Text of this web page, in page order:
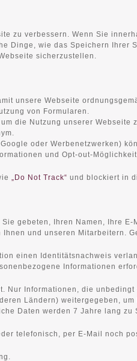
zu verbessern. Wenn Sie
Dinge, wie das Speichern
sicherzustellen.
unsere Webseite
von Formularen.
die Nutzung unserer
oder Werbenetzwerken)
und Opt-out-
„Do Not Track“ und blockiert in
gebeten, Ihren Namen, Ihre
und unseren Mitarbeitern.
einen Identitätsnachweis
Informationen
Nur Informationen, die
Ländern) weitergegeben,
Daten werden 7 Jahre lang
telefonisch, per E-Mail noch